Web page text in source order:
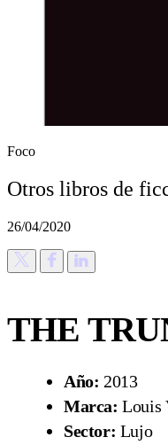
Foco
Otros libros de
26/04/2020
THE
Año: 2013
Marca: Louis
Sector: Lujo